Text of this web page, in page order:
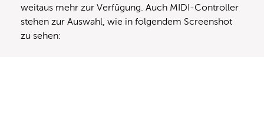
weitaus mehr zur Verfügung. Auch MIDI-Controller
stehen zur Auswahl, wie in folgendem Screenshot
zu sehen: